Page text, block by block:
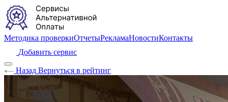
Методика проверкиОтчетыРекламаНовостиКонтакты
Добавить сервис
Назад Вернуться в рейтинг